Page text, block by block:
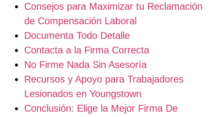
Consejos para Maximizar tu Reclamación
de Compensación Laboral
Documenta Todo Detalle
Contacta a la Firma Correcta
No Firme Nada Sin Asesoría
Recursos y Apoyo para Trabajadores
Lesionados en Youngstown
Conclusión: Elige la Mejor Firma De